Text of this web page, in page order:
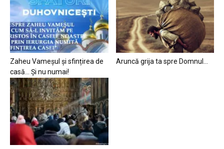
Zaheu Vameșul și sfințirea de
casă… Și nu numai!
Aruncă grija ta spre Domnul…